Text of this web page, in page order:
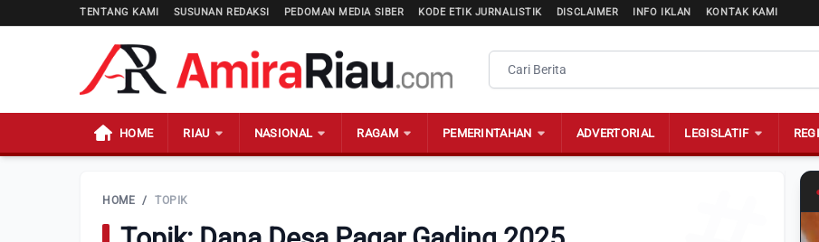
TENTANG KAMI SUSUNAN REDAKSI PEDOMAN MEDIA SIBER KODE ETIK JURNALISTIK DISCLAIMER INFO IKLAN KONTAK KAMI
HOME RIAU NASIONAL RAGAM PEMERINTAHAN ADVERTORIAL LEGISLATIF
HOME / TOPIK